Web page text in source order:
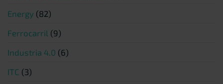
Energy (82)
Ferrocarril (9)
Industria 4.0 (6)
ITC (3)